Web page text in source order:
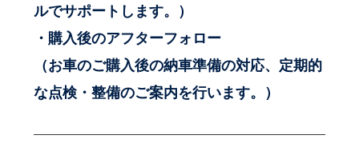
ルでサポートします。）
・購入後のアフターフォロー
（お車のご購入後の納車準備の対応、定期的
な点検・整備のご案内を行います。）